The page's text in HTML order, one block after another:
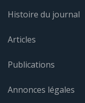
Histoire du journal
Articles
Publications
Annonces légales